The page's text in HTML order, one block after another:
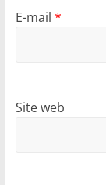
E-mail *
Site web